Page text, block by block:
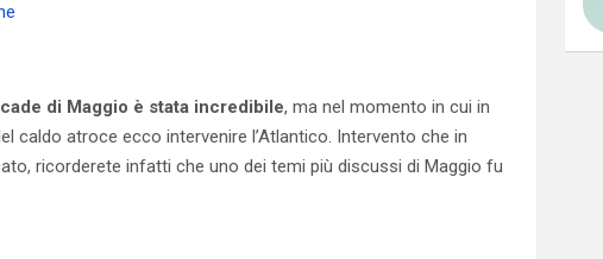
di Maggio è stata incredibile, ma nel momento in cui in
caldo atroce ecco intervenire l’Atlantico. Intervento che in
ricorderete infatti che uno dei temi più discussi di Maggio fu